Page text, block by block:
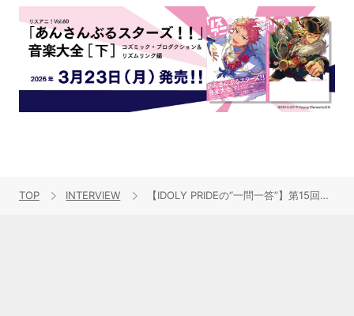
TOP INTERVIEW 【IDOLY PRIDEの“一問一答”】第15回目：井川葵（CV：高垣彩陽）「僕一人で負けないと思っていても意味がない。僕はLizNoirの井川葵だから」